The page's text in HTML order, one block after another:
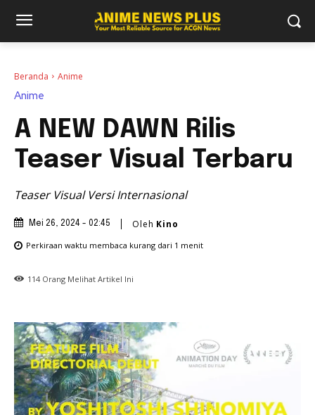
Beranda Anime
Anime
A NEW DAWN Rilis
Teaser Visual Terbaru
Teaser Visual Versi Internasional
Mei 26, 2024 - 02:45 Oleh Kino
Perkiraan waktu membaca kurang dari 1 menit
114 Orang Melihat Artikel Ini